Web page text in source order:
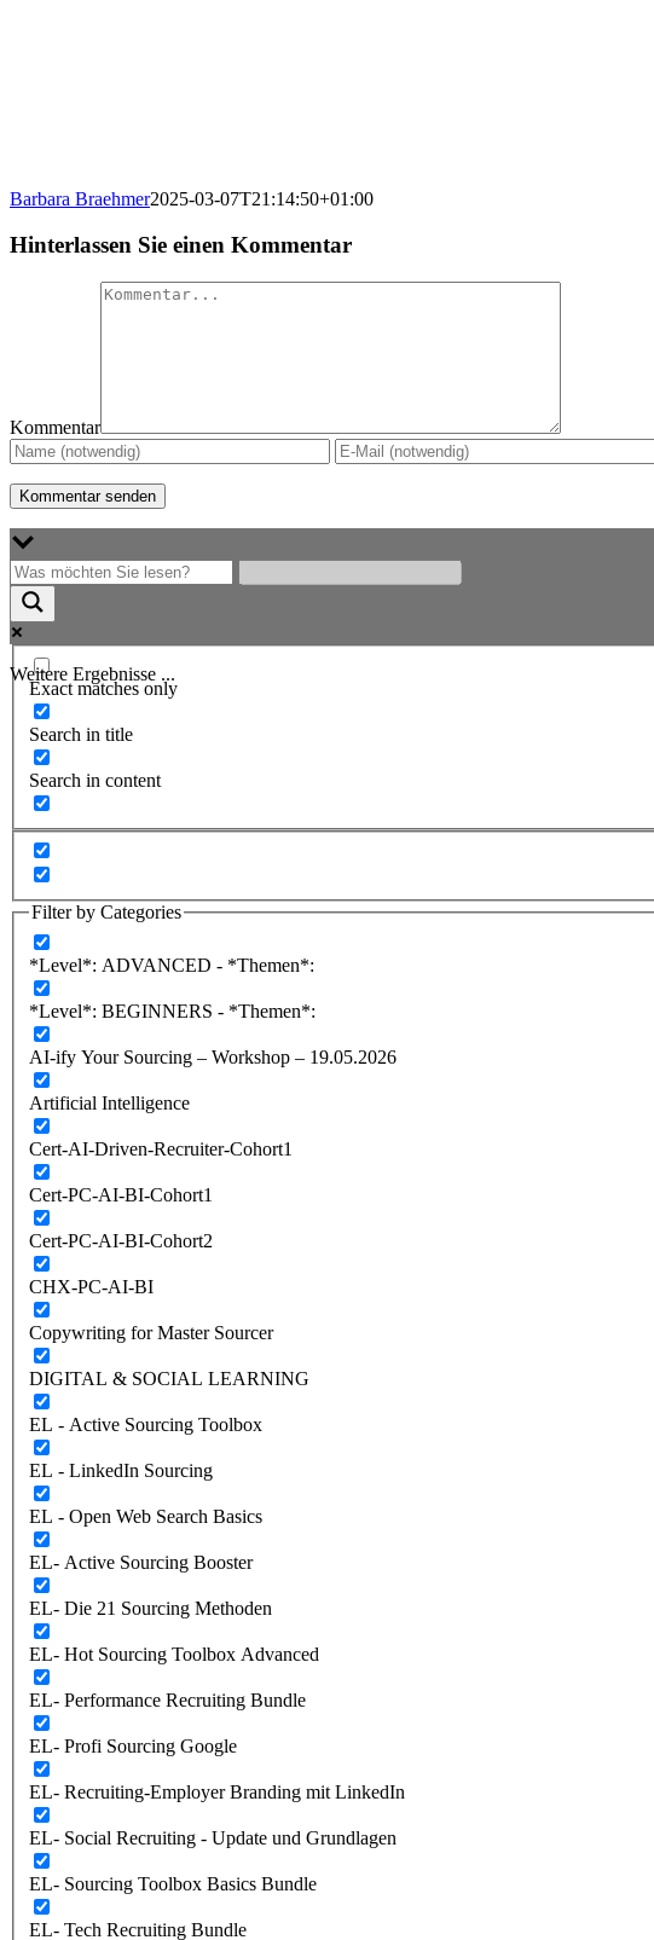
Barbara Braehmer2025-03-07T21:14:50+01:00
Hinterlassen Sie einen Kommentar
Kommentar
Weitere Ergebnisse ...
Exact matches only
Search in title
Search in content
Filter by Categories
*Level*: ADVANCED - *Themen*:
*Level*: BEGINNERS - *Themen*:
AI-ify Your Sourcing – Workshop – 19.05.2026
Artificial Intelligence
Cert-AI-Driven-Recruiter-Cohort1
Cert-PC-AI-BI-Cohort1
Cert-PC-AI-BI-Cohort2
CHX-PC-AI-BI
Copywriting for Master Sourcer
DIGITAL & SOCIAL LEARNING
EL - Active Sourcing Toolbox
EL - LinkedIn Sourcing
EL - Open Web Search Basics
EL- Active Sourcing Booster
EL- Die 21 Sourcing Methoden
EL- Hot Sourcing Toolbox Advanced
EL- Performance Recruiting Bundle
EL- Profi Sourcing Google
EL- Recruiting-Employer Branding mit LinkedIn
EL- Social Recruiting - Update und Grundlagen
EL- Sourcing Toolbox Basics Bundle
EL- Tech Recruiting Bundle